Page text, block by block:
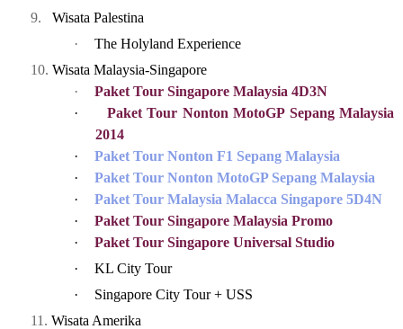
9.
Wisata Palestina
·
The Holyland Experience
10. Wisata Malaysia-Singapore
·
Paket Tour Singapore Malaysia 4D3N
·
Paket Tour Nonton MotoGP Sepang Malaysia
2014
·
Paket Tour Nonton F1 Sepang Malaysia
·
Paket Tour Nonton MotoGP Sepang Malaysia
·
Paket Tour Malaysia Malacca Singapore 5D4N
·
Paket Tour Singapore Malaysia Promo
·
Paket Tour Singapore Universal Studio
·
KL City Tour
·
Singapore City Tour + USS
11. Wisata Amerika